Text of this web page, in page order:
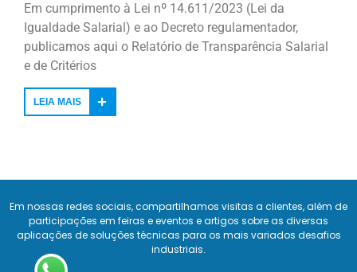
Em cumprimento à Lei nº 14.611/2023 (Lei da
Igualdade Salarial) e ao Decreto regulamentador,
publicamos aqui o Relatório de Transparência Salarial
e de Critérios
LEIA MAIS
Em nossas redes sociais, compartilhamos visitas a clientes, além de
participações em feiras e eventos e artigos sobre as diversas
aplicações de soluções técnicas para os mais variados desafios
industriais.